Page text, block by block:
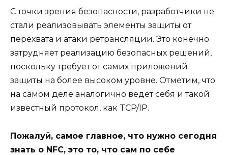
С точки зрения безопасности, разработчики не
стали реализовывать элементы защиты от
перехвата и атаки ретрансляции. Это конечно
затрудняет реализацию безопасных решений,
поскольку требует от самих приложений
защиты на более высоком уровне. Отметим, что
на самом деле аналогично ведет себя и такой
известный протокол, как TCP/IP.
Пожалуй, самое главное, что нужно сегодня
знать о NFC, это то, что сам по себе